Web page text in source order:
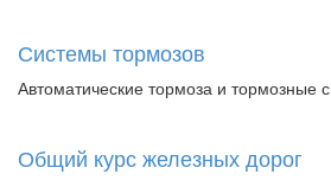
Системы тормозов
Автоматические тормоза и тормозные
Общий курс железных дорог